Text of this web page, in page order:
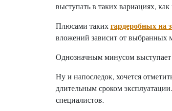
выступать в таких вариациях,
Плюсами такихгардеробных на
вложений зависит от выбранных
Однозначным минусом выступает
Ну и напоследок, хочется
длительным сроком
специалистов.